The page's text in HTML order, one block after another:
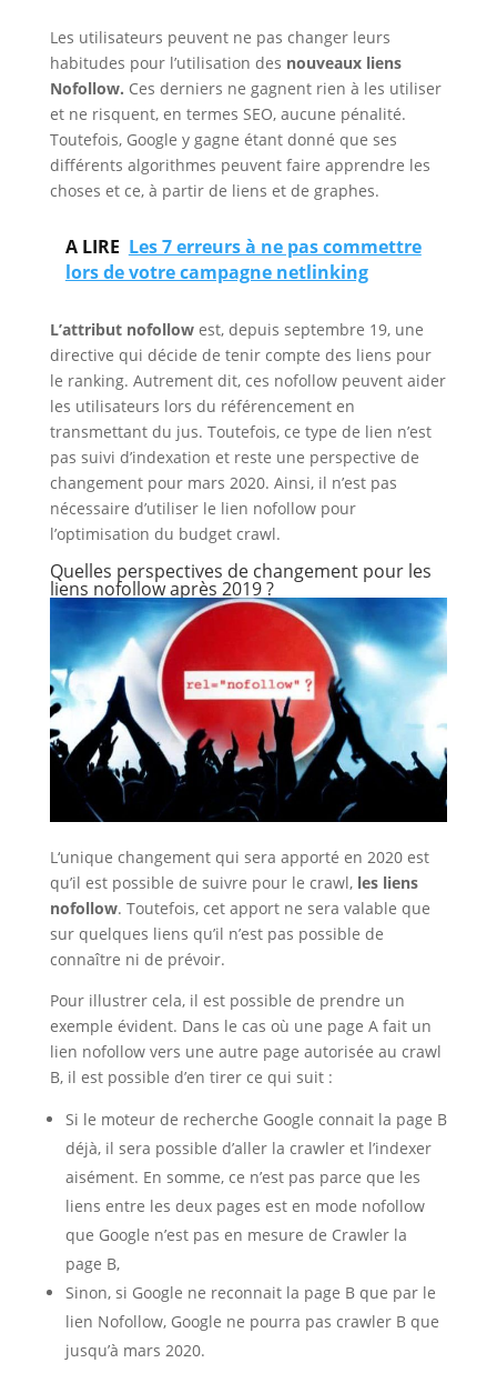
Les utilisateurs peuvent ne pas changer leurs
habitudes pour l’utilisation des nouveaux liens
Nofollow. Ces derniers ne gagnent rien à les utiliser
et ne risquent, en termes SEO, aucune pénalité.
Toutefois, Google y gagne étant donné que ses
différents algorithmes peuvent faire apprendre les
choses et ce, à partir de liens et de graphes.
A LIRE Les 7 erreurs à ne pas commettre
lors de votre campagne netlinking
L’attribut nofollowest, depuis septembre 19, une
directive qui décide de tenir compte des liens pour
le ranking. Autrement dit, ces nofollow peuvent aider
les utilisateurs lors du référencement en
transmettant du jus. Toutefois, ce type de lien n’est
pas suivi d’indexation et reste une perspective de
changement pour mars 2020. Ainsi, il n’est pas
nécessaire d’utiliser le lien nofollow pour
l’optimisation du budget crawl.
Quelles perspectives de changement pour les
liens nofollow après 2019 ?
L‘unique changement qui sera apporté en 2020 est
qu’il est possible de suivre pour le crawl,les liens
nofollow. Toutefois, cet apport ne sera valable que
sur quelques liens qu’il n’est pas possible de
connaître ni de prévoir.
Pour illustrer cela, il est possible de prendre un
exemple évident. Dans le cas où une page A fait un
lien nofollow vers une autre page autorisée au crawl
B, il est possible d’en tirer ce qui suit :
Si le moteur de recherche Google connait la page B
déjà, il sera possible d’aller la crawler et l’indexer
aisément. En somme, ce n’est pas parce que les
liens entre les deux pages est en mode nofollow
que Google n’est pas en mesure de Crawler la
page B,
Sinon, si Google ne reconnait la page B que par le
lien Nofollow, Google ne pourra pas crawler B que
jusqu’à mars 2020.